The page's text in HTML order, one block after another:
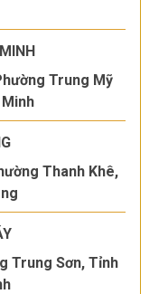
Trung Mỹ
Minh
Thanh Khê,
Trung Sơn, Tỉnh